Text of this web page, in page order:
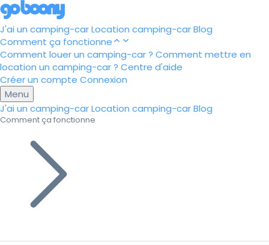
J'ai un camping-carLocation camping-carBlog
Comment ça fonctionne
Comment louer un camping-car ? Comment mettre en
location un camping-car ? Centre d'aide
Créer un compte Connexion
Menu
J'ai un camping-carLocation camping-carBlog
Comment ça fonctionne